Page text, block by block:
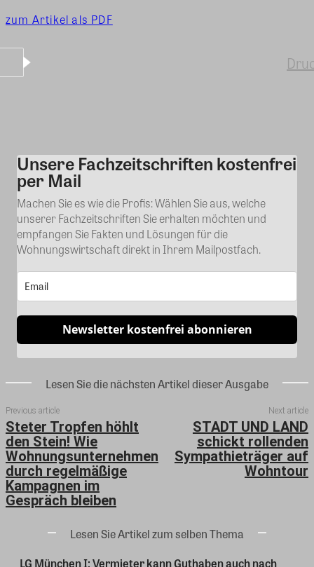
zum Artikel als PDF
Kommentar
Unsere Fachzeitschriften kostenfrei
per Mail
Machen Sie es wie die Profis: Wählen Sie aus, welche
unserer Fachzeitschriften Sie erhalten möchten und
empfangen Sie Fakten und Lösungen für die
Wohnungswirtschaft direkt in Ihrem Mailpostfach.
Newsletter kostenfrei abonnieren
Lesen Sie die nächsten Artikel dieser Ausgabe
Previous article
Steter Tropfen höhlt
den Stein! Wie
Wohnungsunternehmen
durch regelmäßige
Kampagnen im
Gespräch bleiben
Next article
STADT UND LAND
schickt rollenden
Sympathieträger auf
Wohntour
Lesen Sie Artikel zum selben Thema
LG München I: Vermieter kann Guthaben auch nach